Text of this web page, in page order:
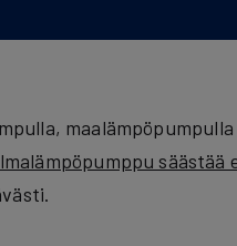
säästää